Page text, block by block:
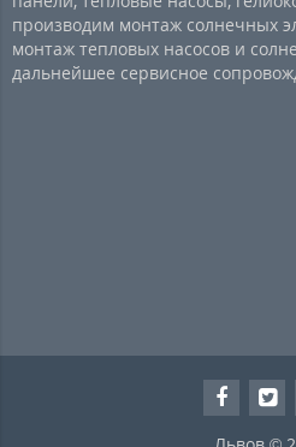
производим монтаж солнечных
монтаж тепловых насосов и
дальнейшее сервисное